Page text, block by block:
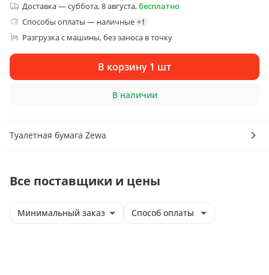
Доставка—суббота, 8 августа,бесплатно
Способы оплаты — наличные +1
Разгрузка с машины, без заноса в точку
В корзину 1 шт
В наличии
Туалетная бумага Zewa
Все поставщики и цены
Минимальный заказ Способ оплаты